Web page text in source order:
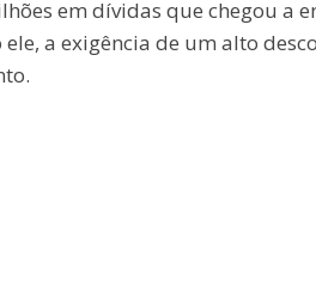
em dívidas que chegou a
a exigência de um alto